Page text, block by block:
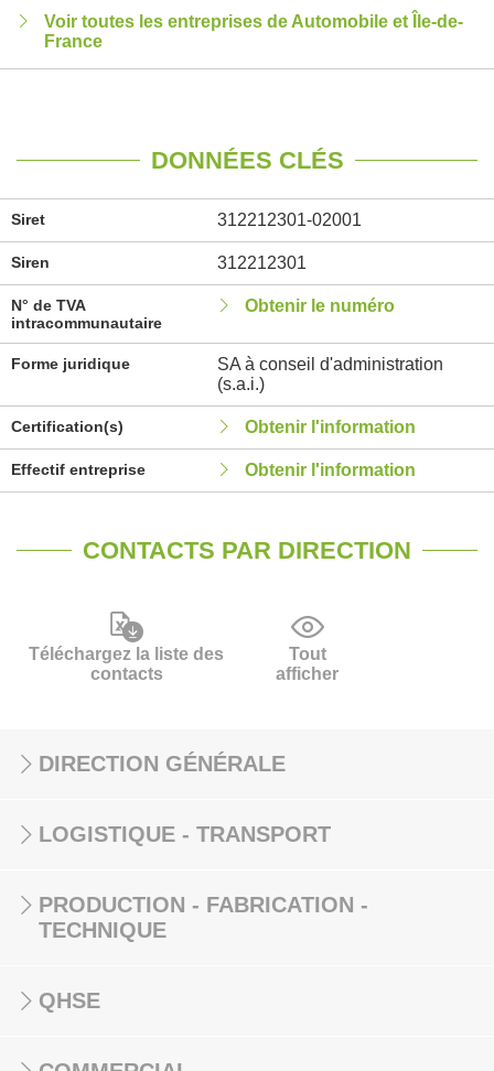
Voir toutes les entreprises de Automobile et Île-de-
France
DONNÉES CLÉS
Siret 312212301-02001
Siren 312212301
N° de TVA
intracommunautaire
Obtenir le numéro
Forme juridique
SA à conseil d'administration
(s.a.i.)
Certification(s) Obtenir l'information
Effectif entreprise Obtenir l'information
CONTACTS PAR DIRECTION
Téléchargez la liste des
contacts
Tout
afficher
DIRECTION GÉNÉRALE
LOGISTIQUE - TRANSPORT
PRODUCTION - FABRICATION -
TECHNIQUE
QHSE